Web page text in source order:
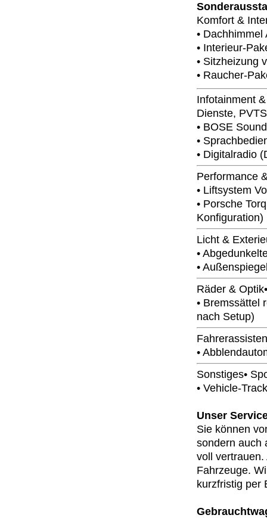
Komfort &
• Dachhimmel
• Interieur-
• Sitzheizung
• Raucher-
Infotainment
Dienste,
• BOSE
•
• Digitalradio
Performance
• Liftsystem
• Porsche
Konfiguration)
Licht &
•
•
Räder &
• Bremssättel
nach Setup)
•
Sonstiges•
• Vehicle-
Unser
Sie können
sondern auch
voll
Fahrzeuge.
kurzfristig per